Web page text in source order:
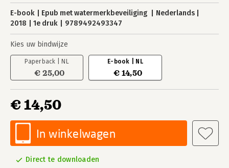
E-book Epub met watermerkbeveiliging
Nederlands
2018
1e druk 9789492493347
Kies uw bindwijze
Paperback | NL
€ 25,00
E-book | NL
€ 14,50
€ 14,50
In winkelwagen
Direct te downloaden